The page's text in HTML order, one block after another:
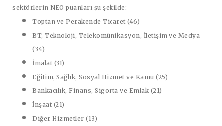
sektörlerin NEO puanları şu şekilde:
Toptan ve Perakende Ticaret (46)
BT, Teknoloji, Telekomünikasyon, İletişim ve Medya
(34)
İmalat (31)
Eğitim, Sağlık, Sosyal Hizmet ve Kamu (25)
Bankacılık, Finans, Sigorta ve Emlak (21)
İnşaat (21)
Diğer Hizmetler (13)